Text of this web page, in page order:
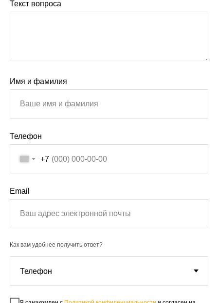
Текст вопроса
Имя и фамилия
Телефон
+7
Email
Как вам удобнее получить ответ?